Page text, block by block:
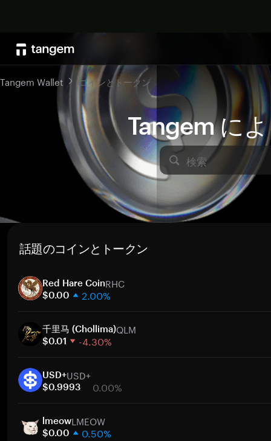
Tangem に
検索
Tangem Wallet コインとトークン
話題のコインとトークン
Red Hare CoinRHC
$0.00 2.00%
30日間
時価総額
千里马 (Chollima)QLM
$0.01 -4.30%
30日間
時価総額
USD+USD+
$0.9993 0.00%
30日間
時価総額
lmeowLMEOW
$0.00 0.50%